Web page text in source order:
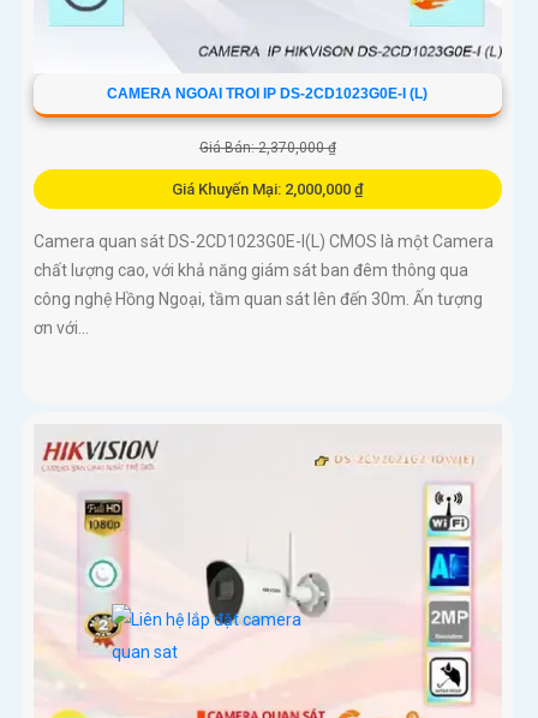
CAMERA NGOAI TROI IP DS-2CD1023G0E-I (L)
Giá Bán: 2,370,000 ₫
Giá Khuyến Mại: 2,000,000 ₫
Camera quan sát DS-2CD1023G0E-I(L) CMOS là một Camera
chất lượng cao, với khả năng giám sát ban đêm thông qua
công nghệ Hồng Ngoại, tầm quan sát lên đến 30m. Ấn tượng
ơn với...